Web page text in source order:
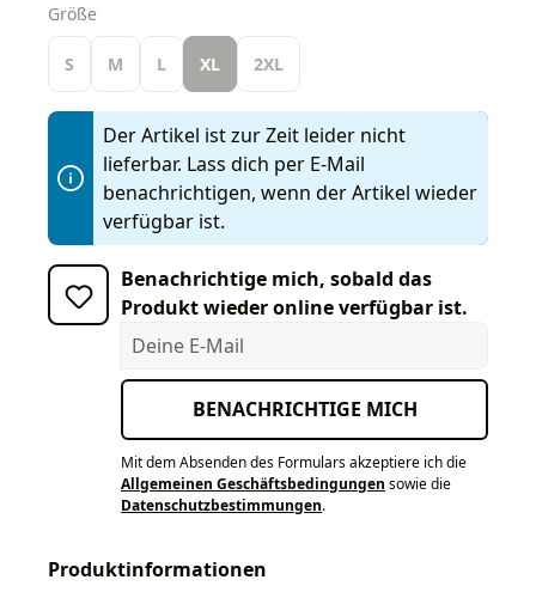
Größe
S M L XL 2XL
Der Artikel ist zur Zeit leider nicht
lieferbar. Lass dich per E-Mail
benachrichtigen, wenn der Artikel wieder
verfügbar ist.
Benachrichtige mich, sobald das
Produkt wieder online verfügbar ist.
Deine E-Mail
BENACHRICHTIGE MICH
Mit dem Absenden des Formulars akzeptiere ich die
Allgemeinen Geschäftsbedingungen sowie die
Datenschutzbestimmungen.
Produktinformationen